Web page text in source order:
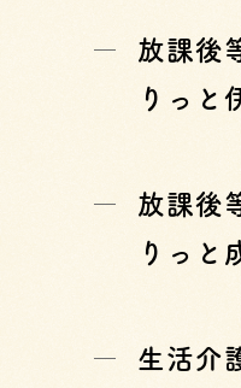
放課後
りっと
放課後
りっと
生活介